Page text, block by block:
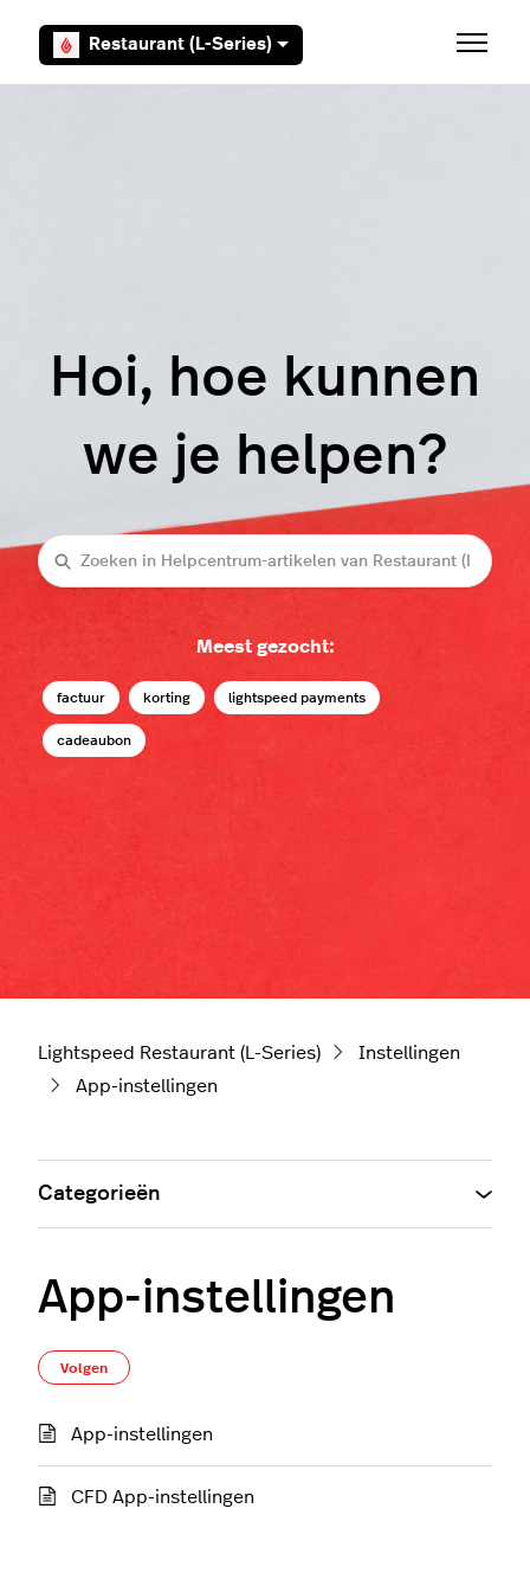
Restaurant (L-Series)
Hoi, hoe kunnen
we je helpen?
Zoeken
Meest gezocht:
factuur korting lightspeed payments
cadeaubon
Lightspeed Restaurant (L-Series)
Instellingen
App-instellingen
App-instellingen
Volgen
App-instellingen
CFD App-instellingen
Categorieën